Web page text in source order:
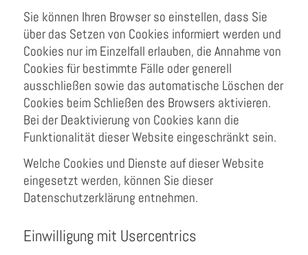
Sie können Ihren Browser so einstellen, dass Sie
über das Setzen von Cookies informiert werden und
Cookies nur im Einzelfall erlauben, die Annahme von
Cookies für bestimmte Fälle oder generell
ausschließen sowie das automatische Löschen der
Cookies beim Schließen des Browsers aktivieren.
Bei der Deaktivierung von Cookies kann die
Funktionalität dieser Website eingeschränkt sein.
Welche Cookies und Dienste auf dieser Website
eingesetzt werden, können Sie dieser
Datenschutzerklärung entnehmen.
Einwilligung mit Usercentrics